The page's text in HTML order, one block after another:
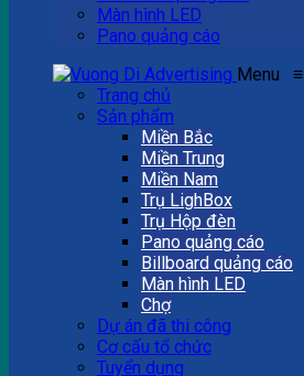
Màn hình LED
Pano quảng cáo
Menu ≡
Trang chủ
Sản phẩm
Miền Bắc
Miền Trung
Miền Nam
Trụ LighBox
Trụ Hộp đèn
Pano quảng cáo
Billboard quảng cáo
Màn hình LED
Chợ
Dự án đã thi công
Cơ cấu tổ chức
Tuyển dụng